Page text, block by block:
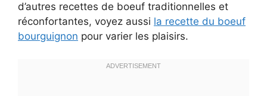
d’autres recettes de boeuf traditionnelles et
réconfortantes, voyez aussi la recette du boeuf
bourguignon pour varier les plaisirs.